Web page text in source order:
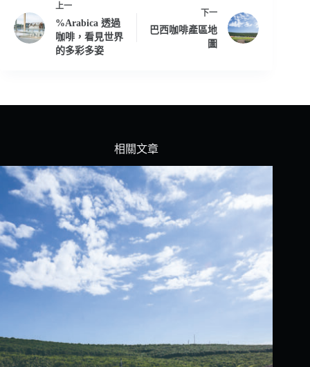
上一
%Arabica 透過
咖啡，看見世界
的多彩多姿
下一
巴西咖啡產區地
圖
相關文章